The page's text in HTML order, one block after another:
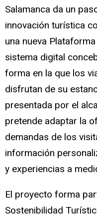
Salamanca da un
innovación turística
una nueva
sistema digital
forma en la que los
disfrutan de su
presentada por el
pretende adaptar la
demandas de los
información
y experiencias a
El proyecto forma
Sostenibilidad